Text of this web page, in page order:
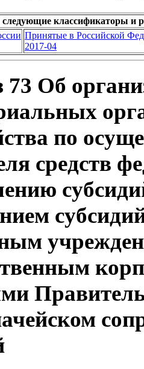
следующие классификаторы и
Принятые в Российской
2017-04
73 Об
по
средств